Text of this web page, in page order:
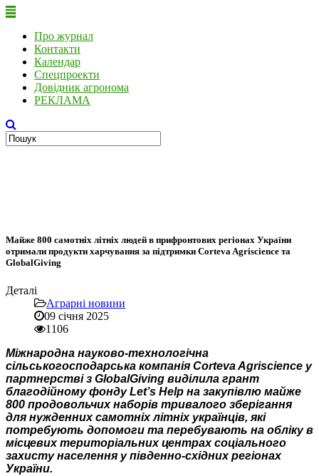
Про журнал
Контакти
Календар
Спецпроекти
Довідник агронома
РЕКЛАМА
Майже 800 самотніх літніх людей в прифронтових регіонах України
отримали продукти харчування за підтримки Corteva Agriscience та
GlobalGiving
Деталі
Аграрні новини
09 січня 2025
1106
Міжнародна науково-технологічна
сільськогосподарська компанія Corteva Agriscience у
партнерстві з GlobalGiving виділила грант
благодійному фонду Let’s Help на закупівлю майже
800 продовольчих наборів тривалого зберігання
для нужденних самотніх літніх українців, які
потребують допомоги та перебувають на обліку в
місцевих територіальних центрах соціального
захисту населення у південно-східних регіонах
України.